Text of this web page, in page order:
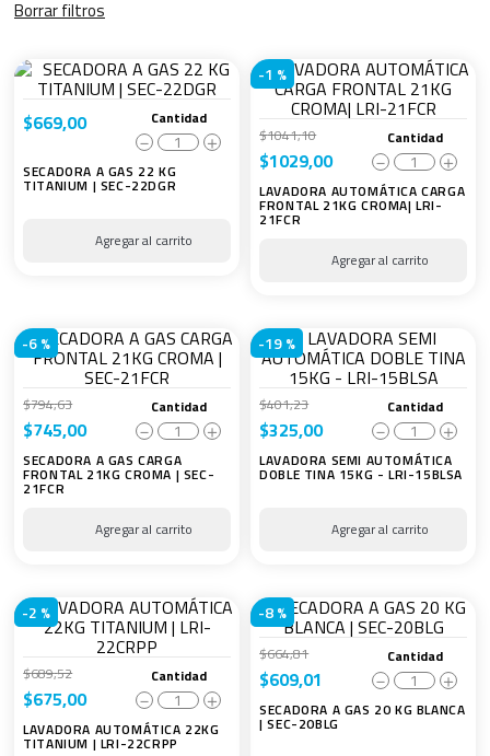
$669,00 Cantidad
＋
－
SECADORA A GAS 22 KG
TITANIUM | SEC-22DGR
-1 %
$1041,10
$1029,00
Cantidad
＋
－
LAVADORA AUTOMÁTICA CARGA
FRONTAL 21KG CROMA| LRI-
21FCR
-6 %
$794,63
$745,00
Cantidad
＋
－
SECADORA A GAS CARGA
FRONTAL 21KG CROMA | SEC-
21FCR
-19 %
$401,23
$325,00
Cantidad
＋
－
LAVADORA SEMI AUTOMÁTICA
DOBLE TINA 15KG - LRI-15BLSA
-2 %
$689,52
$675,00
Cantidad
＋
－
LAVADORA AUTOMÁTICA 22KG
TITANIUM | LRI-22CRPP
-8 %
$664,81
$609,01
Cantidad
＋
－
SECADORA A GAS 20 KG BLANCA
| SEC-20BLG